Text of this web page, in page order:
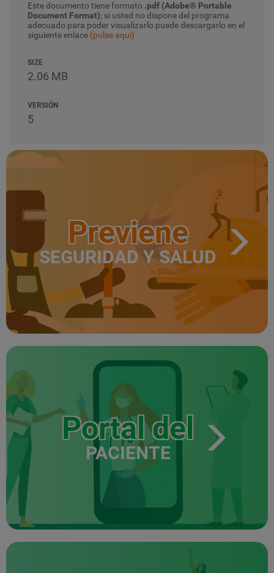
Este documento tiene formato .pdf (Adobe® Portable
Document Format); si usted no dispone del programa
adecuado para poder visualizarlo puede descargarlo en el
siguiente enlace (pulse aquí)
SIZE
2.06 MB
VERSIÓN
5
Previene
SEGURIDAD Y SALUD
Portal del
PACIENTE